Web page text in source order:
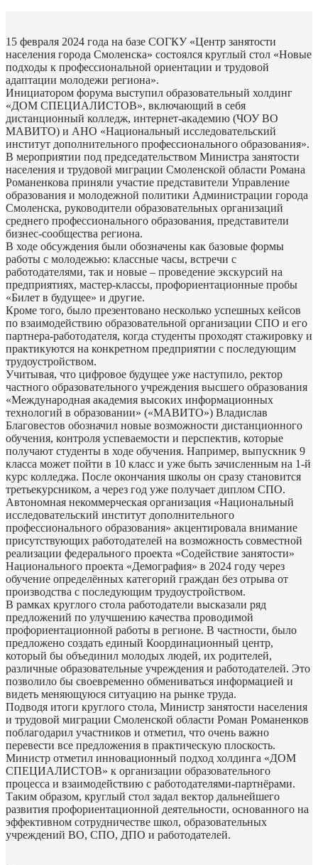
15 февраля 2024 года на базе СОГКУ «Центр занятости
населения города Смоленска» состоялся круглый стол «Новые
подходы к профессиональной ориентации и трудовой
адаптации молодежи региона».
Инициатором форума выступил образовательный холдинг
«ДОМ СПЕЦИАЛИСТОВ», включающий в себя
дистанционный колледж, интернет-академию (ЧОУ ВО
МАВИТО) и АНО «Национальный исследовательский
институт дополнительного профессионального образования».
В мероприятии под председательством Министра занятости
населения и трудовой миграции Смоленской области Романа
Романенкова приняли участие представители Управление
образования и молодежной политики Администрации города
Смоленска, руководители образовательных организаций
среднего профессионального образования, представители
бизнес-сообщества региона.
В ходе обсуждения были обозначены как базовые формы
работы с молодежью: классные часы, встречи с
работодателями, так и новые – проведение экскурсий на
предприятиях, мастер-классы, профориентационные пробы
«Билет в будущее» и другие.
Кроме того, было презентовано несколько успешных кейсов
по взаимодействию образовательной организации СПО и его
партнера-работодателя, когда студенты проходят стажировку и
практикуются на конкретном предприятии с последующим
трудоустройством.
Учитывая, что цифровое будущее уже наступило, ректор
частного образовательного учреждения высшего образования
«Международная академия высоких информационных
технологий в образовании» («МАВИТО») Владислав
Благовестов обозначил новые возможности дистанционного
обучения, контроля успеваемости и перспектив, которые
получают студенты в ходе обучения. Например, выпускник 9
класса может пойти в 10 класс и уже быть зачисленным на 1-й
курс колледжа. После окончания школы он сразу становится
третьекурсником, а через год уже получает диплом СПО.
Автономная некоммерческая организация «Национальный
исследовательский институт дополнительного
профессионального образования» акцентировала внимание
присутствующих работодателей на возможность совместной
реализации федерального проекта «Содействие занятости»
Национального проекта «Демография» в 2024 году через
обучение определённых категорий граждан без отрыва от
производства с последующим трудоустройством.
В рамках круглого стола работодатели высказали ряд
предложений по улучшению качества проводимой
профориентационной работы в регионе. В частности, было
предложено создать единый Координационный центр,
который бы объединил молодых людей, их родителей,
различные образовательные учреждения и работодателей. Это
позволило бы своевременно обмениваться информацией и
видеть меняющуюся ситуацию на рынке труда.
Подводя итоги круглого стола, Министр занятости населения
и трудовой миграции Смоленской области Роман Романенков
поблагодарил участников и отметил, что очень важно
перевести все предложения в практическую плоскость.
Министр отметил инновационный подход холдинга «ДОМ
СПЕЦИАЛИСТОВ» к организации образовательного
процесса и взаимодействию с работодателями-партнёрами.
Таким образом, круглый стол задал вектор дальнейшего
развития профориентационной деятельности, основанного на
эффективном сотрудничестве школ, образовательных
учреждений ВО, СПО, ДПО и работодателей.